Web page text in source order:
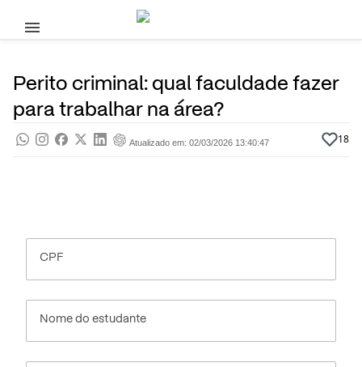
Pular para o conteúdo principal
Perito criminal: qual faculdade fazer
para trabalhar na área?
Atualizado em: 02/03/2026 13:40:47 18
CPF
Nome do estudante